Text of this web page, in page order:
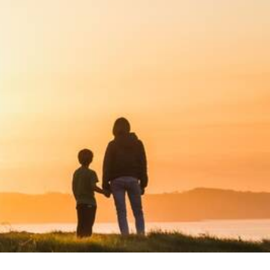
(HY4)
Éléments de confort
REMORQUE YO
accessoires remorque YO